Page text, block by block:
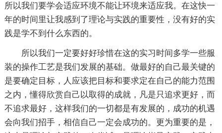
所以我们要学会适应环境不能让环境来适应我。在这快一
年的时间里让我感到了理论与实践的重要性，没有好的实
践是学不到什么东西的。
所以我们一定要好好珍惜在这的实习时间多学一些服
装的操作工艺是我们发展的基础。做最好的自己最关键的
是要确定目标，人应该把目标和要求定在自己的能力范围
之内，懂得欣赏自己以取得的成就，凡是只追求更好，而
不追求最好，这样我们的一切都是有发展的，成功的机遇
会向我们招手，相信自己一定会成功的。更为重要的是，